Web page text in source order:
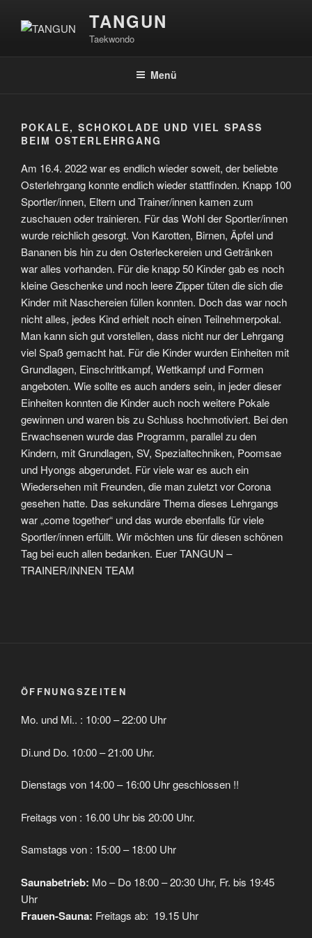
Inhalt
TANGUN
Taekwondo
Menü
POKALE, SCHOKOLADE UND VIEL SPASS B
EIM OSTERLEHRGANG
Am 16.4. 2022 war es endlich wieder soweit, der beliebte
Osterlehrgang konnte endlich wieder stattfinden. Knapp 100
Sportler/innen, Eltern und Trainer/innen kamen zum
zuschauen oder trainieren. Für das Wohl der Sportler/innen
wurde reichlich gesorgt. Von Karotten, Birnen, Äpfel und
Bananen bis hin zu den Osterleckereien und Getränken
war alles vorhanden. Für die knapp 50 Kinder gab es noch
kleine Geschenke und noch leere Zipper tüten die sich die
Kinder mit Naschereien füllen konnten. Doch das war noch
nicht alles, jedes Kind erhielt noch einen Teilnehmerpokal.
Man kann sich gut vorstellen, dass nicht nur der Lehrgang
viel Spaß gemacht hat. Für die Kinder wurden Einheiten mit
Grundlagen, Einschrittkampf, Wettkampf und Formen
angeboten. Wie sollte es auch anders sein, in jeder dieser
Einheiten konnten die Kinder auch noch weitere Pokale
gewinnen und waren bis zu Schluss hochmotiviert. Bei den
Erwachsenen wurde das Programm, parallel zu den
Kindern, mit Grundlagen, SV, Spezialtechniken, Poomsae
und Hyongs abgerundet. Für viele war es auch ein
Wiedersehen mit Freunden, die man zuletzt vor Corona
gesehen hatte. Das sekundäre Thema dieses Lehrgangs
war „come together“ und das wurde ebenfalls für viele
Sportler/innen erfüllt. Wir möchten uns für diesen schönen
Tag bei euch allen bedanken. Euer TANGUN –
TRAINER/INNEN TEAM
ÖFFNUNGSZEITEN
Mo. und Mi.. : 10:00 – 22:00 Uhr
Di.und Do. 10:00 – 21:00 Uhr.
Dienstags von 14:00 – 16:00 Uhr geschlossen !!
Freitags von : 16.00 Uhr bis 20:00 Uhr.
Samstags von : 15:00 – 18:00 Uhr
Saunabetrieb: Mo – Do 18:00 – 20:30 Uhr, Fr. bis 19:45
Uhr
Frauen-Sauna: Freitags ab: 19.15 Uhr